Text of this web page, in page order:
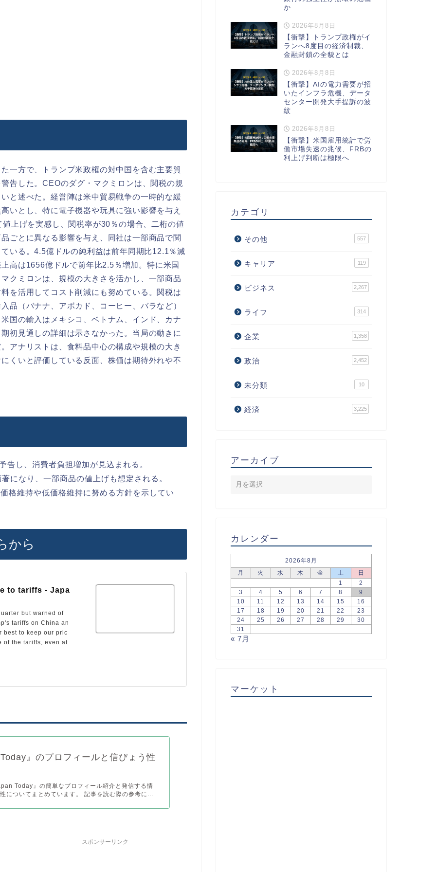
一方で、トランプ米政権の対中国を含む主要貿
告した。CEOのダグ・マクミロンは、関税の規
と述べた。経営陣は米中貿易戦争の一時的な緩
いとし、特に電子機器や玩具に強い影響を与え
上げを実感し、関税率が30％の場合、二桁の値
ごとに異なる影響を与え、同社は一部商品で関
いる。4.5億ドルの純利益は前年同期比12.1％減
高は1656億ドルで前年比2.5％増加。特に米国
クミロンは、規模の大きさを活かし、一部商品
を活用してコスト削減にも努めている。関税は
品（バナナ、アボカド、コーヒー、バラなど）
国の輸入はメキシコ、ベトナム、インド、カナ
初見通しの詳細は示さなかった。当局の動きに
アナリストは、食料品中心の構成や規模の大き
くいと評価している反面、株価は期待外れや不
告し、消費者負担増加が見込まれる。
になり、一部商品の値上げも想定される。
格維持や低価格維持に努める方針を示してい
から
to tariffs - Japa
but warned of
tariffs on China an
best to keep our pric
of the tariffs, even at
』のプロフィールと信ぴょう性
Today』の簡単なプロフィール紹介と発信する情
についてまとめています。 記事を読む際の参考に...
スポンサーリンク
か
2026年8月8日
【衝撃】トランプ政権がイ
ランへ8度目の経済制裁、
金融封鎖の全貌とは
2026年8月8日
【衝撃】AIの電力需要が招
いたインフラ危機、データ
センター開発大手提訴の波
紋
2026年8月8日
【衝撃】米国雇用統計で労
働市場失速の兆候、FRBの
利上げ判断は極限へ
カテゴリ
その他 557
キャリア 119
ビジネス 2,267
ライフ 314
企業 1,358
政治 2,452
未分類 10
経済 3,225
アーカイブ
カレンダー
2026年8月
月
火 水 木 金 土
日
1
2
3
4 5 6 7 8
9
10
11 12 13 14 15
16
17
18 19 20 21 22
23
24
25 26 27 28 29
30
31
« 7月
マーケット